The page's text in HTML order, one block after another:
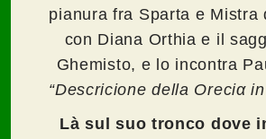
pianura fra Sparta e Mistra
con Diana Orthia e il
Ghemisto, e lo incontra
“Descricione della Οreciα in
Là sul suo tronco dove